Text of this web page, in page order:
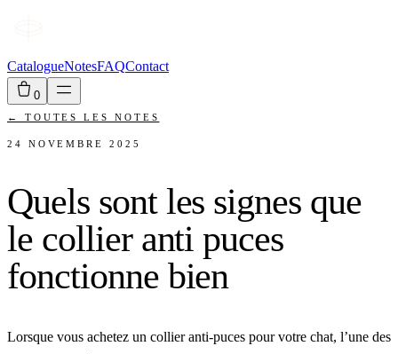
CatalogueNotesFAQContact
0
← TOUTES LES NOTES
24 NOVEMBRE 2025
Quels sont les signes que
le collier anti puces
fonctionne bien
Lorsque vous achetez un collier anti-puces pour votre chat, l’une des